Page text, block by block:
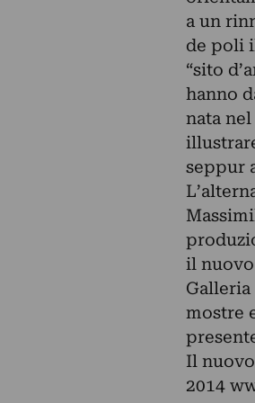
a un
de poli
“sito
hanno
nata
seppur
il
mostre
Il
2014